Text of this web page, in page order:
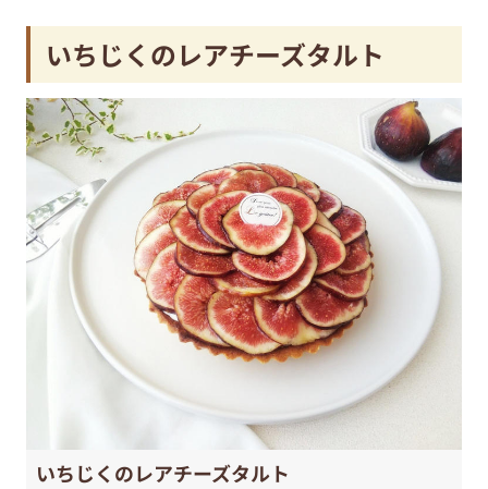
いちじくのレアチーズタルト
いちじくのレアチーズタルト